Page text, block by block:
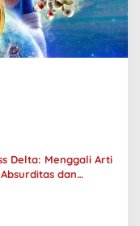
Delta: Menggali Arti
dan